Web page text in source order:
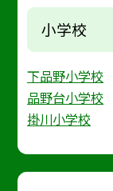
小学校
下品野小学校
品野台小学校
掛川小学校